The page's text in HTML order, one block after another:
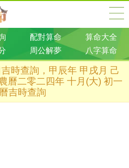
配對算命
算命大全
周公解夢 八字算命
時查詢，甲辰年 甲戌月 己
曆二零二四年 十月(大) 初一
吉時查詢